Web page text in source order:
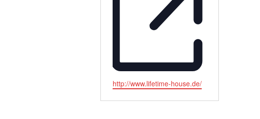
Webseite
http://www.lifetime-house.de/